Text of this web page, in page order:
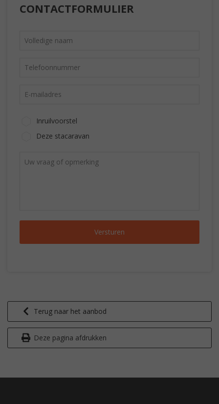
CONTACTFORMULIER
Inruilvoorstel
Deze stacaravan
Terug naar het aanbod
Deze pagina afdrukken